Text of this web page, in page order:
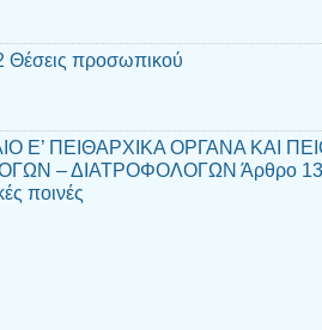
Θέσεις προσωπικού
Ε’ ΠΕΙΘΑΡΧΙΚΑ ΟΡΓΑΝΑ ΚΑΙ
– ΔΙΑΤΡΟΦΟΛΟΓΩΝ Άρθρο 13
ποινές